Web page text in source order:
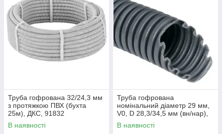
Труба гофрована 32/24,3 мм
з протяжкою ПВХ (бухта
25м), ДКС, 91832
В наявності
Труба гофрована
номінальний діаметр 29 мм,
V0, D 28,3/34,5 мм (вн/нар),
поліамід 6, колір темно-сірий,
без
В наявності